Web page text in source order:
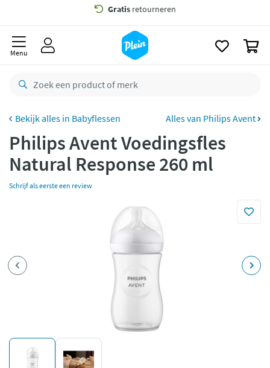
Gratisbezorging vanaf 35,- *
Bestelling uiterlijkzaterdag
retourneren
bezorgd
Betaal met Klarna
Menu
Babyflessen Alles van Philips Avent
Philips Avent Voedingsfles
Natural Response 260 ml
Schrijf als eerste een review